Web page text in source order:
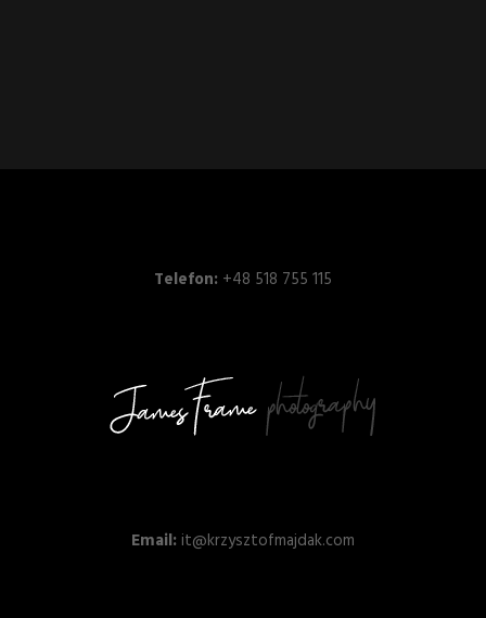
Telefon: +48 518 755 115
Email: it@krzysztofmajdak.com